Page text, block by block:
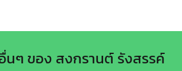
นๆ ของ สงกรานต์ รังสรรค์